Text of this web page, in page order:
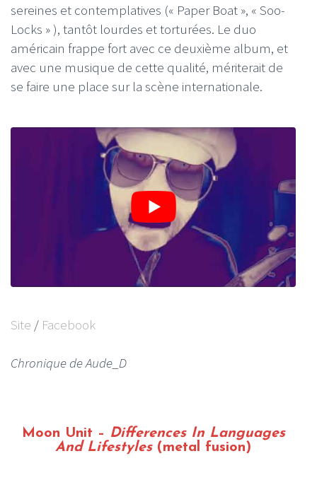
sereines et contemplatives (« Paper Boat », « Soo-
Locks » ), tantôt lourdes et torturées. Le duo
américain frappe fort avec ce deuxième album, et
avec une musique de cette qualité, mériterait de
se faire une place sur la scène internationale.
Site / Facebook
Chronique de Aude_D
Moon Unit – Differences In Languages
And Lifestyles(metal fusion)